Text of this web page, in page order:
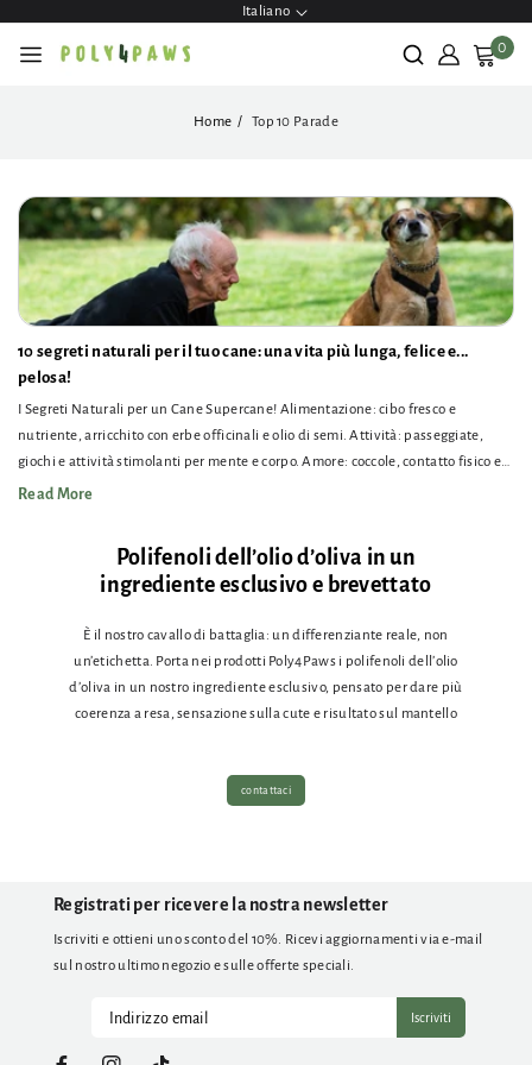
Italiano
0
Home Top 10 Parade
10 segreti naturali per il tuo cane: una vita più lunga, felice e...
pelosa!
I Segreti Naturali per un Cane Supercane! Alimentazione: cibo fresco e
nutriente, arricchito con erbe officinali e olio di semi. Attività: passeggiate,
giochi e attività stimolanti per mente e corpo. Amore: coccole, contatto fisico e
tanto affetto. Cura: visite veterinarie, igiene regolare e sonno ristoratore. Con
Read More
Polifenoli dell’olio d’oliva in un
ingrediente esclusivo e brevettato
È il nostro cavallo di battaglia: un differenziante reale, non
un’etichetta. Porta nei prodotti Poly4Paws i polifenoli dell’olio
d’oliva in un nostro ingrediente esclusivo, pensato per dare più
coerenza a resa, sensazione sulla cute e risultato sul mantello
contattaci
Registrati per ricevere la nostra newsletter
Iscriviti e ottieni uno sconto del 10%. Ricevi aggiornamenti via e-mail
sul nostro ultimo negozio e sulle offerte speciali.
Iscriviti